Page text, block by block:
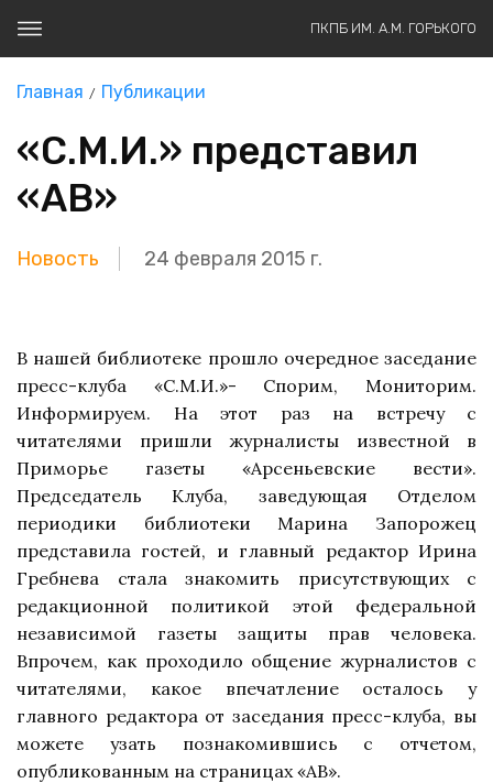
ПКПБ ИМ. А.М. ГОРЬКОГО
Главная Публикации
«С.М.И.» представил
«АВ»
Новость 24 февраля 2015 г.
В нашей библиотеке прошло очередное заседание
пресс-клуба «С.М.И.»- Спорим, Мониторим.
Информируем. На этот раз на встречу с
читателями пришли журналисты
известной в
Приморье газеты «Арсеньевские вести».
Председатель Клуба, заведующая Отделом
периодики библиотеки Марина Запорожец
представила гостей, и главный редактор Ирина
Гребнева стала знакомить присутствующих с
редакционной политикой этой федеральной
независимой газеты защиты прав человека.
Впрочем, как проходило общение журналистов с
читателями, какое впечатление осталось у
главного редактора от заседания пресс-клуба, вы
можете узать познакомившись с отчетом,
опубликованным на страницах «АВ».